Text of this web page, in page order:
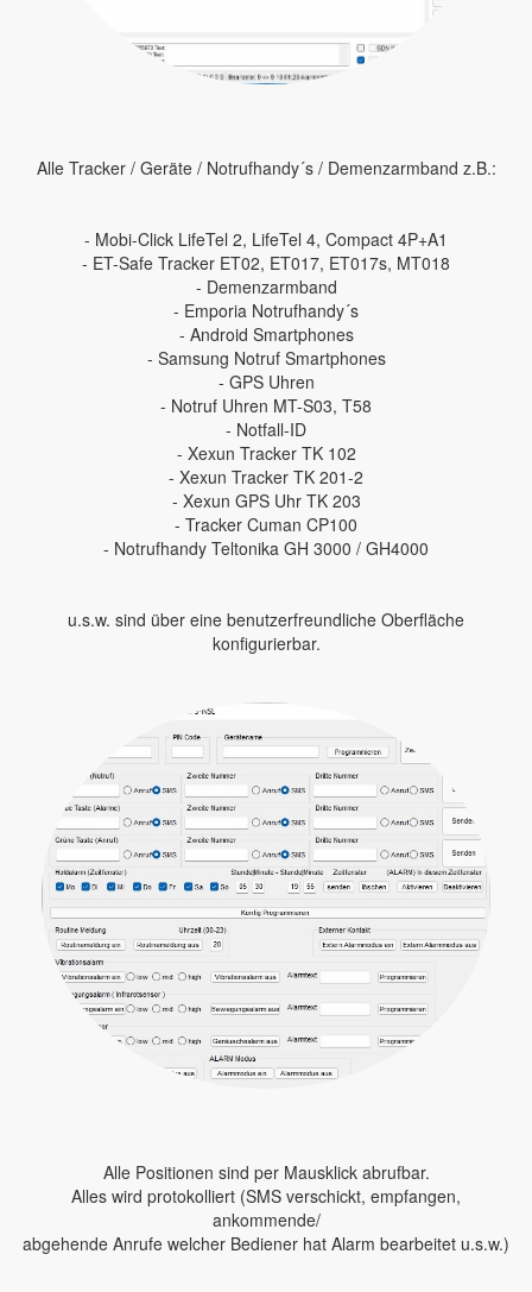
Alle Tracker / Geräte / Notrufhandy´s / Demenzarmband z.B.:
- Mobi-Click LifeTel 2, LifeTel 4, Compact 4P+A1
- ET-Safe Tracker ET02, ET017, ET017s, MT018
- Demenzarmband
- Emporia Notrufhandy´s
- Android Smartphones
- Samsung Notruf Smartphones
- GPS Uhren
- Notruf Uhren MT-S03, T58
- Notfall-ID
- Xexun Tracker TK 102
- Xexun Tracker TK 201-2
- Xexun GPS Uhr TK 203
- Tracker Cuman CP100
- Notrufhandy Teltonika GH 3000 / GH4000
u.s.w. sind über eine benutzerfreundliche Oberfläche
konfigurierbar.
Alle Positionen sind per Mausklick abrufbar.
Alles wird protokolliert (SMS verschickt, empfangen,
ankommende/
abgehende Anrufe welcher Bediener hat Alarm bearbeitet u.s.w.)